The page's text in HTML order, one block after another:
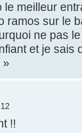
le meilleur
ramos sur le
ne pas
et je sais
»
!!